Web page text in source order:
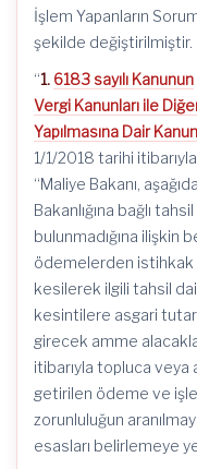
İşlem Yapanların
şekilde değiştirilmiştir.
“1. 6183 sayılı Kanunun
Vergi Kanunları ile
Yapılmasına Dair
1/1/2018 tarihi
“Maliye Bakanı,
Bakanlığına bağlı
bulunmadığına ilişkin
ödemelerden istihkak
kesilerek ilgili tahsil
kesintilere asgari
girecek amme
itibarıyla topluca veya
getirilen ödeme ve
zorunluluğun
esasları belirlemeye